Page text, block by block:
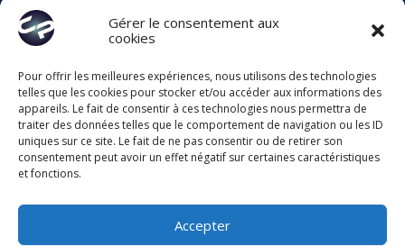
Gérer le consentement aux
cookies
Pour offrir les meilleures expériences, nous utilisons des technologies
telles que les cookies pour stocker et/ou accéder aux informations des
appareils. Le fait de consentir à ces technologies nous permettra de
traiter des données telles que le comportement de navigation ou les ID
uniques sur ce site. Le fait de ne pas consentir ou de retirer son
consentement peut avoir un effet négatif sur certaines caractéristiques
et fonctions.
Accepter
À propos de Cap
Business Registration Number
C11102568
VAT Number
VAT27080028